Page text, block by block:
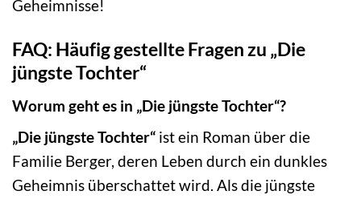
Geheimnisse!
FAQ: Häufig gestellte Fragen zu „Die
jüngste Tochter“
Worum geht es in „Die jüngste Tochter“?
„Die jüngste Tochter“ ist ein Roman über die
Familie Berger, deren Leben durch ein dunkles
Geheimnis überschattet wird. Als die jüngste